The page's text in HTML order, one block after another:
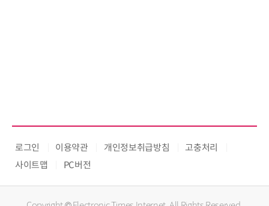
로그인 이용약관 개인정보취급방침
고충처리
사이트맵
PC버전